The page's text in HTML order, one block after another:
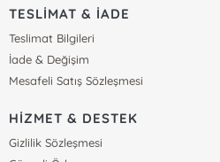
TESLİMAT & İADE
Teslimat Bilgileri
İade & Değişim
Mesafeli Satış Sözleşmesi
HİZMET & DESTEK
Gizlilik Sözleşmesi